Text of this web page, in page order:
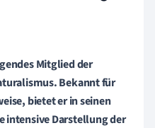
Mitglied der
. Bekannt für
bietet er in seinen
intensive Darstellung der